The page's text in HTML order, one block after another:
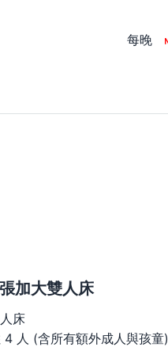
每晚
加大雙人床
床
4 人 (含所有額外成人與孩童)